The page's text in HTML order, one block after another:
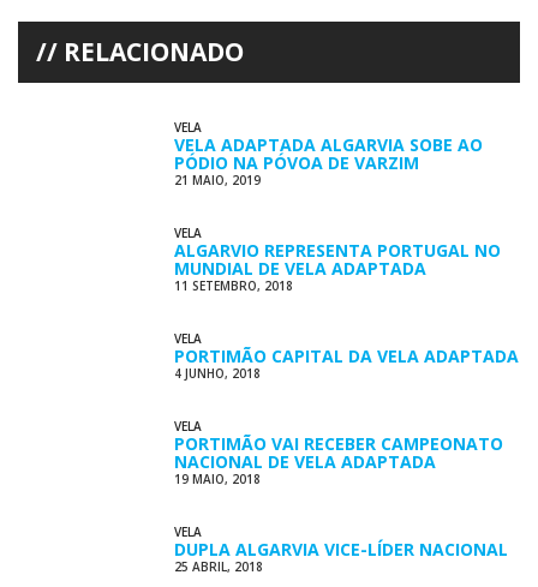
RELACIONADO
VELA
VELA ADAPTADA ALGARVIA SOBE AO
PÓDIO NA PÓVOA DE VARZIM
21 MAIO, 2019
VELA
ALGARVIO REPRESENTA PORTUGAL NO
MUNDIAL DE VELA ADAPTADA
11 SETEMBRO, 2018
VELA
PORTIMÃO CAPITAL DA VELA ADAPTADA
4 JUNHO, 2018
VELA
PORTIMÃO VAI RECEBER CAMPEONATO
NACIONAL DE VELA ADAPTADA
19 MAIO, 2018
VELA
DUPLA ALGARVIA VICE-LÍDER NACIONAL
25 ABRIL, 2018